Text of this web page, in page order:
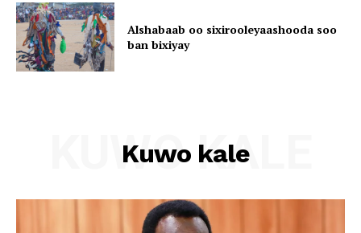
Alshabaab oo sixirooleyaashooda soo
ban bixiyay
Kuwo kale
KUWO KALE